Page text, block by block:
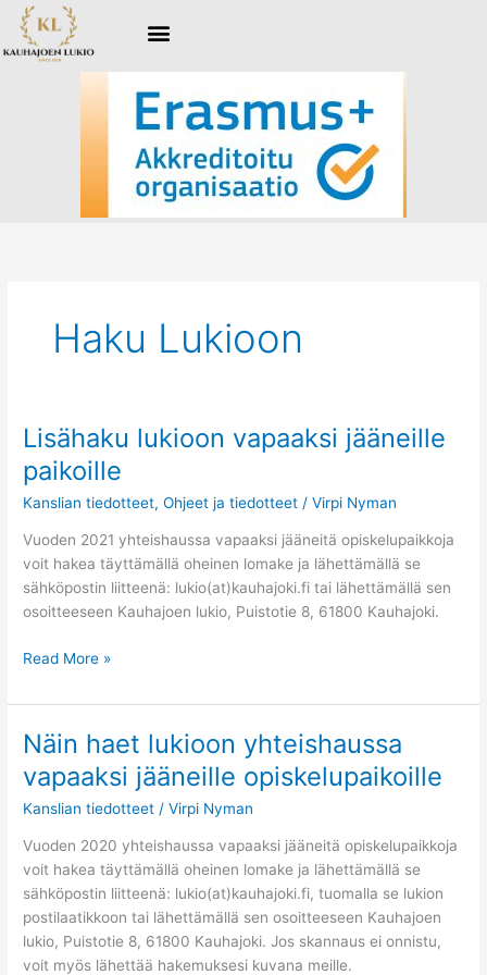
Siirry
sisältöön
Haku Lukioon
Lisähaku lukioon vapaaksi jääneille
paikoille
Kanslian tiedotteet,Ohjeet ja tiedotteet /Virpi Nyman
Vuoden 2021 yhteishaussa vapaaksi jääneitä opiskelupaikkoja
voit hakea täyttämällä oheinen lomake ja lähettämällä se
sähköpostin liitteenä: lukio(at)kauhajoki.fi tai lähettämällä sen
osoitteeseen Kauhajoen lukio, Puistotie 8, 61800 Kauhajoki.
Lisähaku
lukioon
vapaaksi
jääneille
Read More »
Näin haet lukioon yhteishaussa
vapaaksi jääneille opiskelupaikoille
Kanslian tiedotteet /Virpi Nyman
Vuoden 2020 yhteishaussa vapaaksi jääneitä opiskelupaikkoja
voit hakea täyttämällä oheinen lomake ja lähettämällä se
sähköpostin liitteenä: lukio(at)kauhajoki.fi, tuomalla se lukion
postilaatikkoon tai lähettämällä sen osoitteeseen Kauhajoen
lukio, Puistotie 8, 61800 Kauhajoki. Jos skannaus ei onnistu,
voit myös lähettää hakemuksesi kuvana meille.
Näin
lukioon
yhteishaussa
opiskelupaikoille